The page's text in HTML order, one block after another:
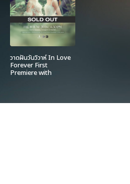
วาดฝันวันวิวาห์ In Love
Forever First
Premiere with